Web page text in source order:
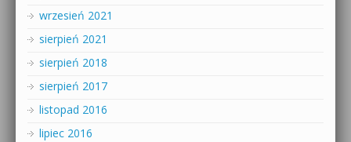
wrzesień 2021
sierpień 2021
sierpień 2018
sierpień 2017
listopad 2016
lipiec 2016